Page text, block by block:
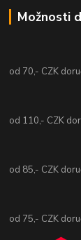
Možnosti
od 70,- CZK
od 110,- CZK
od 85,- CZK
od 75,- CZK